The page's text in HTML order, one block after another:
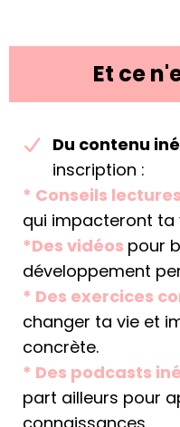
Et ce
Du contenu
inscription :
* Conseils
qui impacteront ta
*Des vidéos pour
développement
* Des exercices
changer ta vie et
concrète.
* Des podcasts
part ailleurs pour
connaissances.